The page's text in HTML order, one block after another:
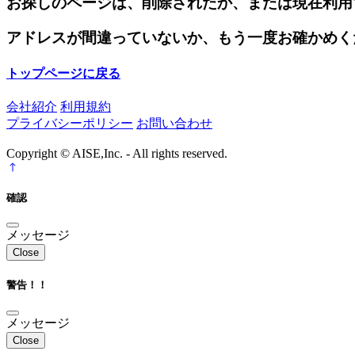
アドレスが間違っていないか、もう一度お確かめ
トップページに戻る
会社紹介 利用規約
プライバシーポリシー お問い合わせ
Copyright © AISE,Inc. - All rights reserved.
確認
メッセージ
Close
警告！！
メッセージ
Close